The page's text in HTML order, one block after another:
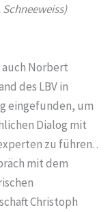
Norbert
des LBV in
eingefunden, um
Dialog mit
zu führen. .
mit dem
Christoph